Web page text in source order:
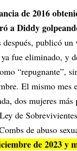
de 2016
a Diddy
después, publicó
fue eliminado, y
“repugnante”,
El mismo mes
dos mujeres más
de
de abuso
de 2023 y